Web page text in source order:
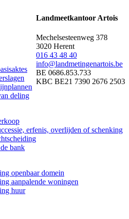
Landmeetkantoor Artois
Mechelsesteenweg 378
3020 Herent
016 43 48 40
info@landmetingenartois.be
BE 0686.853.733
KBC BE21 7390 2676 2503
deling
erfenis, overlijden of schenking
bank
openbaar domein
aanpalende woningen
huur